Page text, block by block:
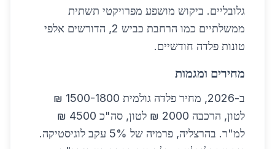
גלובליים. ביקוש מושפע מפרויקטי תשתית
ממשלתיים כמו הרחבת כביש 2, הדורשים אלפי
טונות פלדה חודשיים.
מחירים ומגמות
ב-2026, מחיר פלדה גולמית 1500-1800 ₪
לטון, הרכבה 2000 ₪ לטון, סה"כ 4500 ₪
למ"ר. בהרצליה, פרמיה של 5% עקב לוגיסטיקה.